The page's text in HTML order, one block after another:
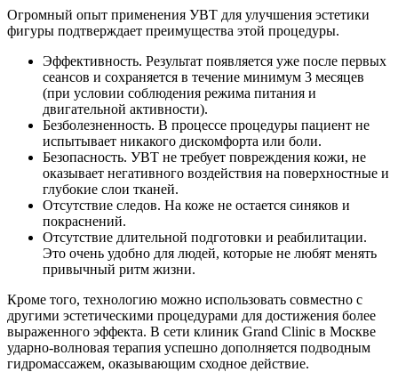
Огромный опыт применения УВТ для улучшения эстетики
фигуры подтверждает преимущества этой процедуры.
Эффективность. Результат появляется уже после первых
сеансов и сохраняется в течение минимум 3 месяцев
(при условии соблюдения режима питания и
двигательной активности).
Безболезненность. В процессе процедуры пациент не
испытывает никакого дискомфорта или боли.
Безопасность. УВТ не требует повреждения кожи, не
оказывает негативного воздействия на поверхностные и
глубокие слои тканей.
Отсутствие следов. На коже не остается синяков и
покраснений.
Отсутствие длительной подготовки и реабилитации.
Это очень удобно для людей, которые не любят менять
привычный ритм жизни.
Кроме того, технологию можно использовать совместно с
другими эстетическими процедурами для достижения более
выраженного эффекта. В сети клиник Grand Clinic в Москве
ударно-волновая терапия успешно дополняется подводным
гидромассажем, оказывающим сходное действие.